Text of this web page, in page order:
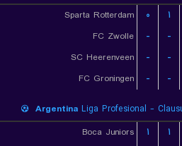
Sparta Rotterdam
۰ ۱
FC Zwolle
- -
SC Heerenveen
- -
FC Groningen
- -
Argentina Liga Profesional -
Boca Juniors
۱ ۱